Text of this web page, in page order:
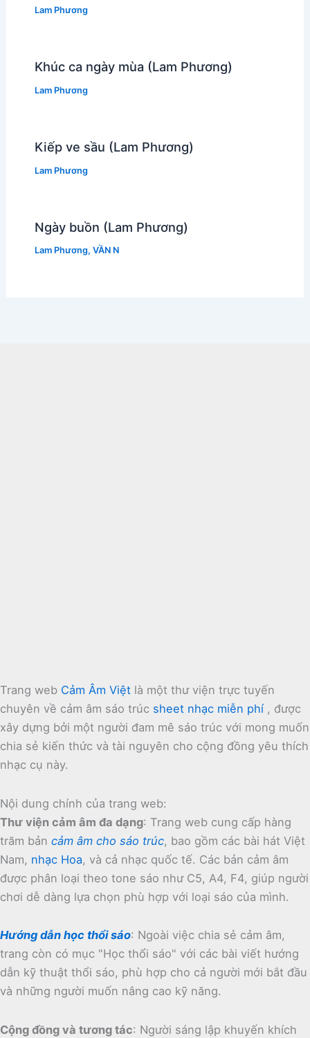
Lam Phương
Khúc ca ngày mùa (Lam Phương)
Lam Phương
Kiếp ve sầu (Lam Phương)
Lam Phương
Ngày buồn (Lam Phương)
Lam Phương, VẦN N
Trang web Cảm Âm Việt là một thư viện trực tuyến
chuyên về cảm âm sáo trúc sheet nhạc miễn phí , được
xây dựng bởi một người đam mê sáo trúc với mong muốn
chia sẻ kiến thức và tài nguyên cho cộng đồng yêu thích
nhạc cụ này.
Nội dung chính của trang web:
Thư viện cảm âm đa dạng: Trang web cung cấp hàng
trăm bản cảm âm cho sáo trúc, bao gồm các bài hát Việt
Nam, nhạc Hoa, và cả nhạc quốc tế. Các bản cảm âm
được phân loại theo tone sáo như C5, A4, F4, giúp người
chơi dễ dàng lựa chọn phù hợp với loại sáo của mình.
Hướng dẫn học thổi sáo: Ngoài việc chia sẻ cảm âm,
trang còn có mục "Học thổi sáo" với các bài viết hướng
dẫn kỹ thuật thổi sáo, phù hợp cho cả người mới bắt đầu
và những người muốn nâng cao kỹ năng.
Cộng đồng và tương tác: Người sáng lập khuyến khích